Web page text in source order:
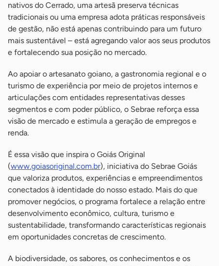
nativos do Cerrado, uma artesã preserva técnicas
tradicionais ou uma empresa adota práticas responsáveis
de gestão, não está apenas contribuindo para um futuro
mais sustentável – está agregando valor aos seus produtos
e fortalecendo sua posição no mercado.
Ao apoiar o artesanato goiano, a gastronomia regional e o
turismo de experiência por meio de projetos internos e
articulações com entidades representativas desses
segmentos e com poder público, o Sebrae reforça essa
visão de mercado e estimula a geração de empregos e
renda.
É essa visão que inspira o Goiás Original
(www.goiasoriginal.com.br), iniciativa do Sebrae Goiás
que valoriza produtos, experiências e empreendimentos
conectados à identidade do nosso estado. Mais do que
promover negócios, o programa fortalece a relação entre
desenvolvimento econômico, cultura, turismo e
sustentabilidade, transformando características regionais
em oportunidades concretas de crescimento.
A biodiversidade, os sabores, os conhecimentos e os